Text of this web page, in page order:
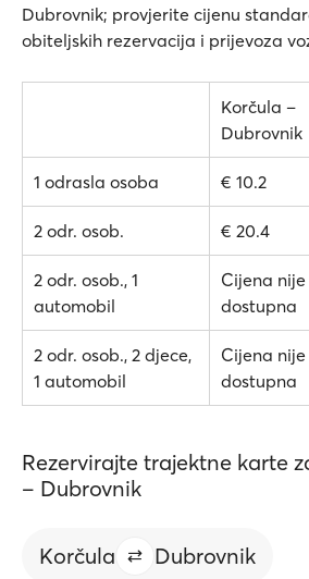
Dubrovnik; provjerite cijenu
obiteljskih rezervacija i prijevoza
Korčula –
Dubrovnik
1 odrasla osoba € 10.2
2 odr. osob. € 20.4
2 odr. osob., 1
automobil
Cijena nije
dostupna
2 odr. osob., 2 djece,
1 automobil
Cijena nije
dostupna
Rezervirajte trajektne karte
– Dubrovnik
Korčula Dubrovnik